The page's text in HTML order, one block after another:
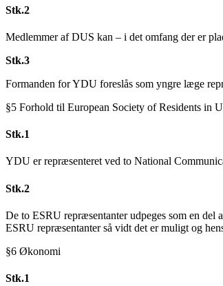
Stk.2
Medlemmer af DUS kan – i det omfang der er
Stk.3
Formanden for YDU foreslås som yngre læge
§5 Forhold til European Society of Residents in
Stk.1
YDU er repræsenteret ved to National
Stk.2
De to ESRU repræsentanter udpeges som en del
ESRU repræsentanter så vidt det er muligt og
§6 Økonomi
Stk.1